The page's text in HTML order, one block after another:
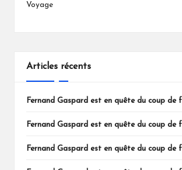
Voyage
Articles récents
Fernand Gaspard est en quête du coup de
Fernand Gaspard est en quête du coup de
Fernand Gaspard est en quête du coup de